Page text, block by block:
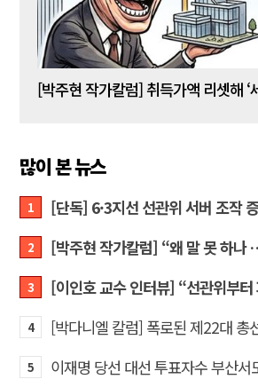
많이 본 뉴스
1 [단독] 6·3지선 선관위 서버 조작
2
3
4
5 이재명 당선 대선 투표자수 부산서